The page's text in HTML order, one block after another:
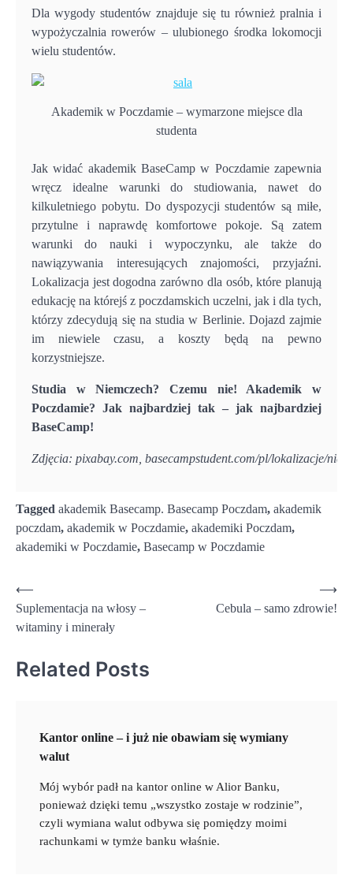
Dla wygody studentów znajduje się tu również pralnia i
wypożyczalnia rowerów – ulubionego środka lokomocji
wielu studentów.
Akademik w Poczdamie – wymarzone miejsce dla
studenta
Jak widać akademik BaseCamp w Poczdamie zapewnia
wręcz idealne warunki do studiowania, nawet do
kilkuletniego pobytu. Do dyspozycji studentów są miłe,
przytulne i naprawdę komfortowe pokoje. Są zatem
warunki do nauki i wypoczynku, ale także do
nawiązywania interesujących znajomości, przyjaźni.
Lokalizacja jest dogodna zarówno dla osób, które planują
edukację na którejś z poczdamskich uczelni, jak i dla tych,
którzy zdecydują się na studia w Berlinie. Dojazd zajmie
im niewiele czasu, a koszty będą na pewno
korzystniejsze.
Studia w Niemczech? Czemu nie! Akademik w
Poczdamie? Jak najbardziej tak – jak najbardziej
BaseCamp!
Zdjęcia: pixabay.com, basecampstudent.com/pl/lokalizacje/
Tagged akademik Basecamp. Basecamp Poczdam, akademik
poczdam, akademik w Poczdamie, akademiki Poczdam,
akademiki w Poczdamie, Basecamp w Poczdamie
Nawigacja
wpisu
⟵
Suplementacja na włosy –
witaminy i minerały
Cebula – samo zdrowie!
⟶
Related Posts
Kantor online – i już nie obawiam się wymiany
walut
Mój wybór padł na kantor online w Alior Banku,
ponieważ dzięki temu „wszystko zostaje w rodzinie”,
czyli wymiana walut odbywa się pomiędzy moimi
rachunkami w tymże banku właśnie.